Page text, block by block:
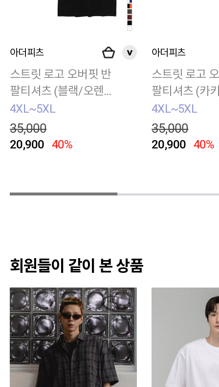
아더피츠
스트릿 로고 오버핏 반
팔티셔츠 (블랙/오렌
지)
4XL~5XL
35,000
20,900 40%
아더피츠
스트릿 로고
팔티셔츠 (카
4XL~5XL
35,000
20,900 40%
회원들이 같이 본 상품